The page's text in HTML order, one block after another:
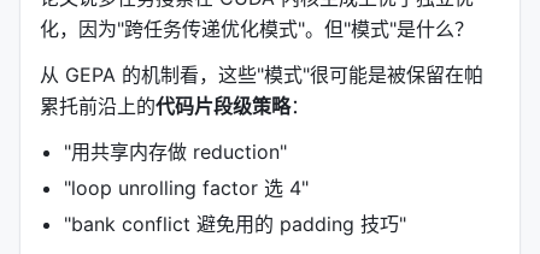
为在帕累托前沿上，不同任务的最优解共享底层优化
模式。
3.3 泛化模式（Generalization）
"构建一个能处理没见过的问题的技能"。训练集 + 验
证集的结构，和经典机器学习一模一样——只是"模
型"现在是一个文本工件（提示词、Agent 架构、策略
代码）。
化，因为"跨任务传递优化模式"。但"模式"是什么？
从 GEPA 的机制看，这些"模式"很可能是被保留在帕
累托前沿上的代码片段级策略：
"用共享内存做 reduction"
"loop unrolling factor 选 4"
"bank conflict 避免用的 padding 技巧"